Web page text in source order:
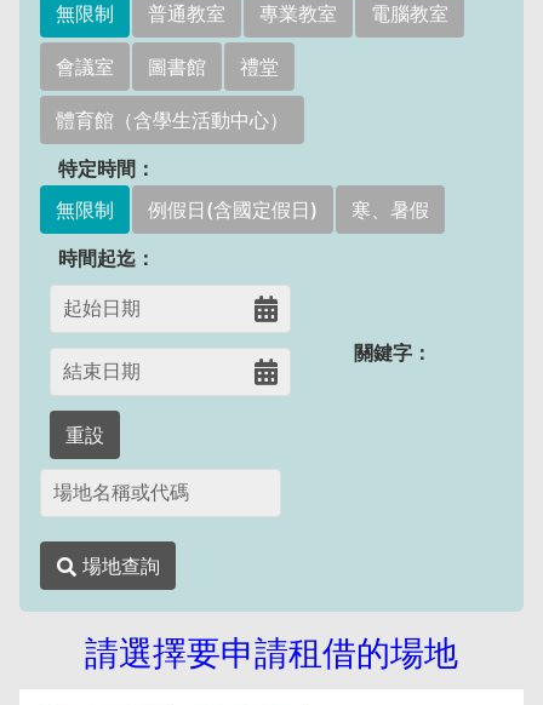
無限制
普通教室 專業教室 電腦教室
會議室 圖書館 禮堂
體育館（含學生活動中心）
特定時間：
無限制
例假日(含國定假日)
寒、暑假
時間起迄：
重設
關鍵字：
場地查詢
請選擇要申請租借的場地